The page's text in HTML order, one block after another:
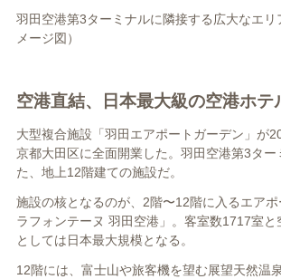
羽田空港第3ターミナルに隣接する広大なエリ
メージ図）
空港直結、日本最大級の空港ホテ
大型複合施設「羽田エアポートガーデン」が
京都大田区に全面開業した。羽田空港第3ター
た、地上12階建ての施設だ。
施設の核となるのが、2階〜12階に入るエアポ
ラフォンテーヌ 羽田空港」。客室数1717室と
としては日本最大規模となる。
12階には、富士山や旅客機を望む展望天然温